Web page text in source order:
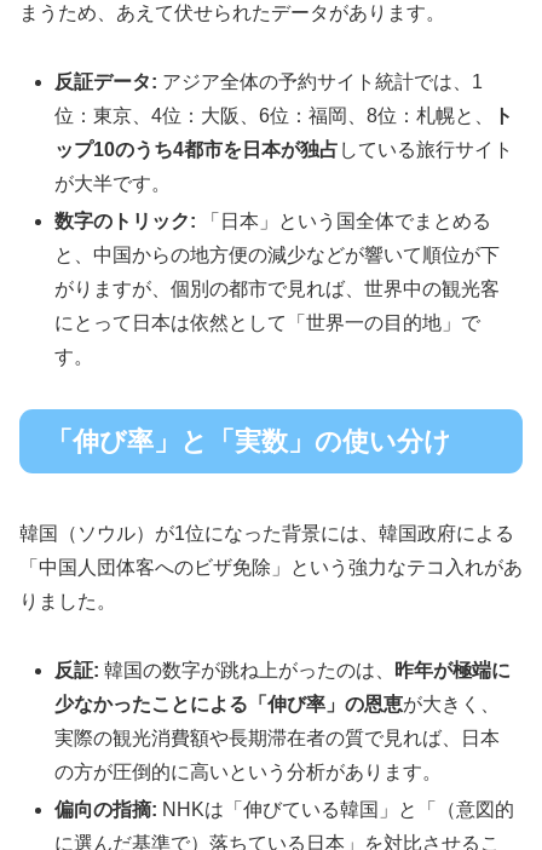
まうため、あえて伏せられたデータがあります。
反証データ: アジア全体の予約サイト統計では、1
位：東京、4位：大阪、6位：福岡、8位：札幌と、
ト
ップ10のうち4都市を日本が独占 している旅行サイト
が大半です。
数字のトリック: 「日本」という国全体でまとめる
と、中国からの地方便の減少などが響いて順位が下
がりますが、個別の都市で見れば、世界中の観光客
にとって日本は依然として「世界一の目的地」で
す。
「伸び率」と「実数」の使い分け
韓国（ソウル）が1位になった背景には、韓国政府による
「中国人団体客へのビザ免除」という強力なテコ入れがあ
りました。
反証: 韓国の数字が跳ね上がったのは、
昨年が極端に
少なかったことによる「伸び率」の恩恵が大きく、
実際の観光消費額や長期滞在者の質で見れば、日本
の方が圧倒的に高いという分析があります。
偏向の指摘: NHKは「伸びている韓国」と「（意図的
に選んだ基準で）落ちている日本」を対比させるこ